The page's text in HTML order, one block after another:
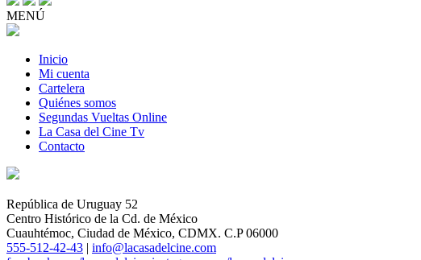
MENÚ
Inicio
Mi cuenta
Cartelera
Quiénes somos
Segundas Vueltas Online
La Casa del Cine Tv
Contacto
República de Uruguay 52
Centro Histórico de la Cd. de México
Cuauhtémoc, Ciudad de México, CDMX. C.P 06000
555-512-42-43 | info@lacasadelcine.com